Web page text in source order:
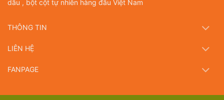
dầu , bột cột tự nhiên hàng đầu Việt Nam
THÔNG TIN
LIÊN HỆ
FANPAGE